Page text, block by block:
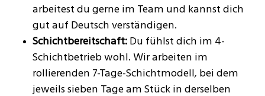
arbeitest du gerne im Team und kannst dich
gut auf Deutsch verständigen.
Schichtbereitschaft: Du fühlst dich im 4-
Schichtbetrieb wohl. Wir arbeiten im
rollierenden 7-Tage-Schichtmodell, bei dem
jeweils sieben Tage am Stück in derselben